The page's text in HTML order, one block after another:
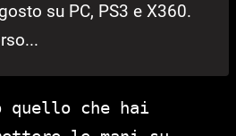
su PC, PS3 e X360.
che hai